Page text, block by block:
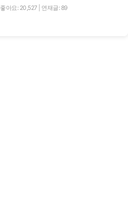
좋아요: 20,527 연재글: 89